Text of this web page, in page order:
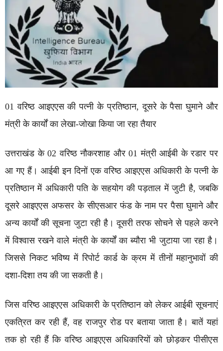
01 वरिष्ठ आइएएस की पत्नी के प्रतिष्ठान, दूसरे के पैसा घुमाने और
मंत्री के कार्यों का लेखा-जोखा किया जा रहा तैयार
उत्तराखंड के 02 वरिष्ठ नौकरशाह और 01 मंत्री आईबी के रडार पर
आ गए हैं। आईबी इन दिनों एक वरिष्ठ आइएएस अधिकारी के पत्नी के
प्रतिष्ठान में अधिकारी पति के सहयोग की पड़ताल में जुटी है, जबकि
दूसरे आइएएस अफसर के सीएसआर फंड के नाम पर पैसा घुमाने और
अन्य कार्यों की सूचना जुटा रही है। दूसरी तरफ सोचने से पहले करने
में विश्वास रखने वाले मंत्री के कार्यों का ब्यौरा भी जुटाया जा रहा है।
जिससे निकट भविष्य में रिपोर्ट कार्ड के क्रम में तीनों महानुभावों की
दशा-दिशा तय की जा सकती है।
जिस वरिष्ठ आइएएस अधिकारी के प्रतिष्ठान को लेकर आईबी सूचनाएं
एकत्रित कर रही हैं, वह राजपुर रोड पर बताया जाता है। बातें यहां
तक हो रही हैं कि वरिष्ठ आइएएस अधिकारियों को छोड़कर पीसीएस